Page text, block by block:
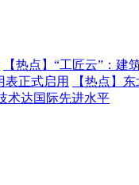
【热点】 “工匠云”：建
表正式启用 【热点】 东
术达国际先进水平